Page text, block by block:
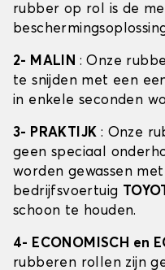
rubber op rol is de
2- MALIN : Onze
te snijden met een
in enkele seconden
3- PRAKTIJK : Onze
geen speciaal
worden gewassen
bedrijfsvoertuig
schoon te houden.
4- ECONOMISCH en
rubberen rollen zijn